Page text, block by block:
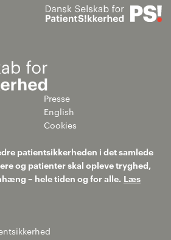
SøgPresse
English
Cookies
patientsikkerheden i det samlede
og patienter skal opleve tryghed,
– hele tiden og for alle. Læs